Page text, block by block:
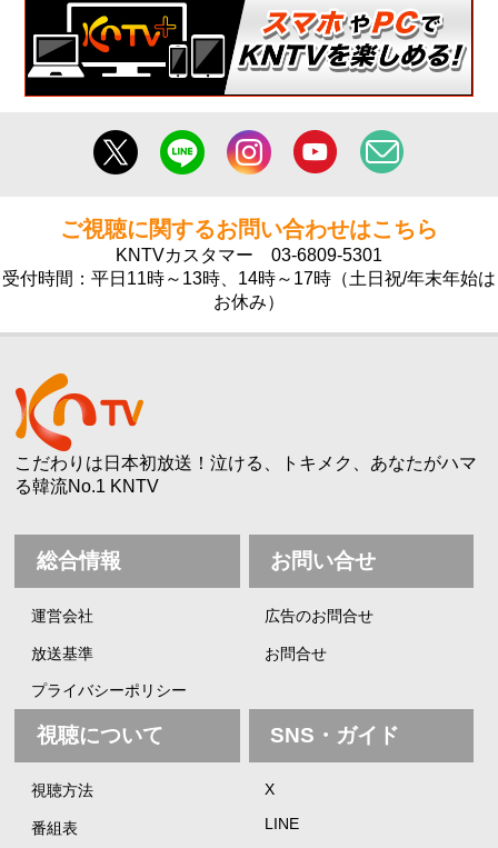
ご視聴に関するお問い合わせはこちら
KNTVカスタマー 03-6809-5301
受付時間：平日11時～13時、14時～17時（土日祝/年末年始は
お休み）
こだわりは日本初放送！泣ける、トキメク、あなたがハマ
る韓流No.1 KNTV
総合情報
運営会社
放送基準
プライバシーポリシー
お問い合せ
広告のお問合せ
お問合せ
視聴について
視聴方法
番組表
SNS・ガイド
X
LINE